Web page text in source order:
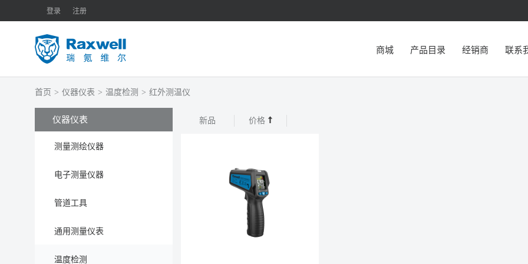
登录 注册
商城 产品目录 经销商 联系
首页 > 仪器仪表 > 温度检测 > 红外测温仪
仪器仪表
测量测绘仪器
电子测量仪器
管道工具
通用测量仪表
温度检测
新品 价格